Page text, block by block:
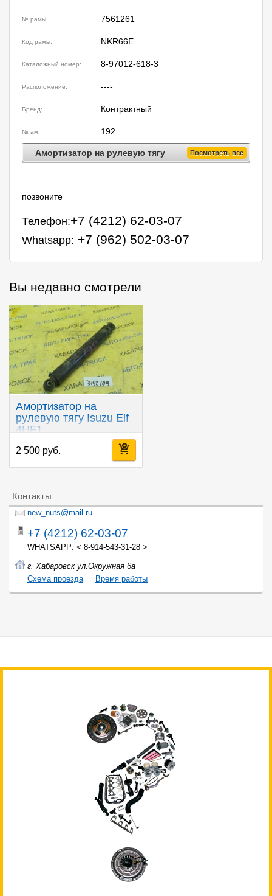
№ рамы: 7561261
Код рамы: NKR66E
Каталожный номер: 8-97012-618-3
Расположение: ----
Бренд: Контрактный
№ ам: 192
Амортизатор на рулевую тягу Посмотреть все
позвоните
Телефон:+7 (4212) 62-03-07
Whatsapp: +7 (962) 502-03-07
Вы недавно смотрели
Амортизатор на
рулевую тягу Isuzu Elf
4HF1
2 500 руб.
Контакты
new_nuts@mail.ru
+7 (4212) 62-03-07
WHATSAPP: < 8-914-543-31-28 >
г. Хабаровск ул.Окружная 6а
Cхема проезда
Время работы